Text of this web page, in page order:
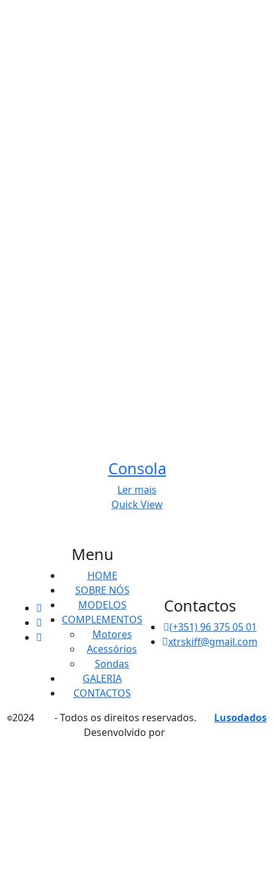
Consola
Ler mais
Quick View
Menu
HOME
SOBRE NÓS
MODELOS
COMPLEMENTOS
Motores
Acessórios
Sondas
GALERIA
CONTACTOS
Contactos
(+351) 96 375 05 01
xtrskiff@gmail.com
©2024
- Todos os direitos reservados.
Desenvolvido por
Lusodados